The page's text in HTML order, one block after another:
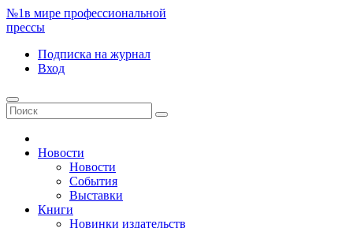
№1в мире профессиональной
прессы
Подписка на журнал
Вход
Новости
Новости
События
Выставки
Книги
Новинки издательств